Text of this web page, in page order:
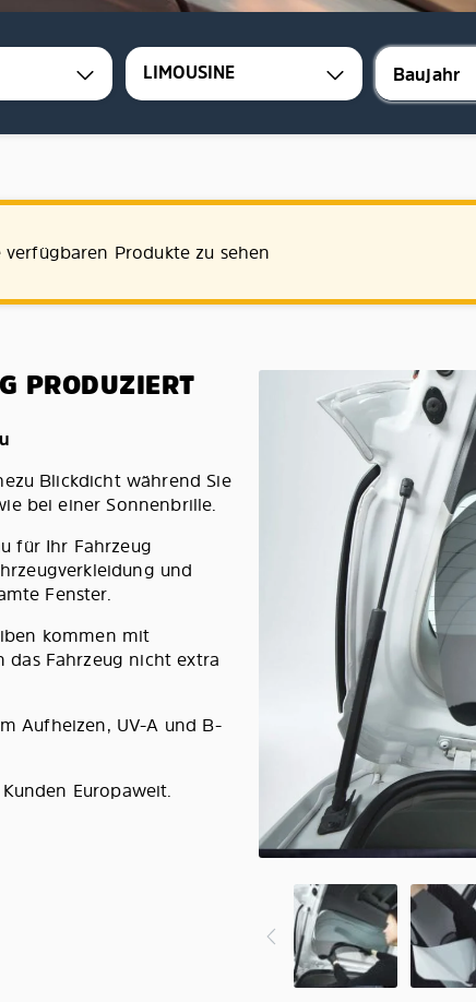
LIMOUSINE
Produkte zu sehen
PRODUZIERT
Blickdicht während Sie
bei einer Sonnenbrille.
für Ihr Fahrzeug
und
Fenster.
kommen mit
das Fahrzeug nicht extra
Aufheizen, UV-A und B-
Europaweit.